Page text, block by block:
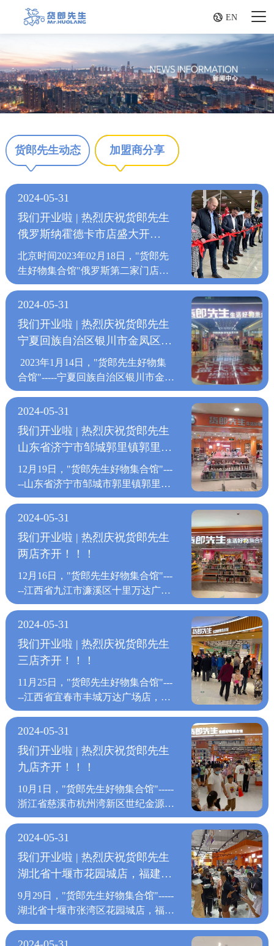
 EN
货郎先生动态 加盟商分享
2024-05-31
我们开业啦 | 热烈庆祝货郎先生
俄罗斯纳霍德卡市店盛大开
业！！！
北京时间2023年02月18日，"货郎先
生好物集合馆"俄罗斯第二家门店
——货郎先生纳霍德卡市店正式开
业，这意味着货郎先生为家居百货零
心，也为下一步在俄罗斯地区普及家
居生活理念、深度扩展俄罗斯市场版
图奠定了良好的基础。 自货郎先生
成立海外事业部以来，就积极顺应时
发展目标，全面拓展海外市场。货郎
先生纳霍德卡市店的开业，进一步推
动了货郎先生家居生活理念在俄罗斯
地区的普及，在助力俄罗斯市场发展
实现突破之余，更将加速推进货郎先
生全球一体化进程早日实现，让货郎
先生带着“精挑全球好货，打造优悦
生活”的使命，持续造福海外消费
者，助力"货郎先生好物集合馆"在俄
罗斯乃至全球遍地开花。 货郎先生
加，“货郎先生”以“精挑全球好货，
打造优悦生活”的品牌主张，根据国
内外日常百货消费需求，形成家庭刚
需百货体系，打入各个年龄阶段消费
者的消费心理。由此，货郎先生门店
开到哪里，哪里就形成线下门店消费
的热潮。 无论货郎先生开在哪里，
一直不变的是“货郎先生”对品牌实力
和高效供应链的打造，以品质生活为
品牌核心价值，将创意商品和时尚文
化融为一体，打造全新的一站式生活
商品，更能享受匆忙生活中的幸福购
物体验。 货郎先生门店的入驻，不
断地为已经战略合作的各大商业地产
品牌带来购物人潮，人潮与好货的结
牌实现双赢。 上万种商品，满足消
费者的各类购物需求，打破传统零售
模式，上千家优质工厂精挑优质好
货，减少中间流通环节，专供货郎先
生门店，确保商品质量的同时，保证
价格实惠。 肩负“打造百货零售行业
领军品牌”的重任，“货郎先生"一直
2024-05-31
我们开业啦 | 热烈庆祝货郎先生
宁夏回族自治区银川市金凤区阅
彩城购物中心店盛大开业！！！
2023年1月14日，"货郎先生好物集
合馆"-----宁夏回族自治区银川市金凤
区阅彩城购物中心店迎来盛大开业。
自货郎先生成立以来，每年开业的新
球好货，打造优悦生活”的品牌主
张，根据国内日常百货消费需求，形
成家庭刚需百货体系，打入各个年龄
阶段消费者的消费心理。由此，货郎
来，每年开业的新店不断增加，“货
郎先生”以“精挑全球好货，打造优悦
生活”的品牌主张，根据国内日常百
货消费需求，形成家庭刚需百货体
系，打入各个年龄阶段消费者的消费
心理。由此，货郎先生门店开到哪
里，哪里就形成线下门店消费的热
潮。 无论货郎先生开在哪里，一直
不变的是“货郎先生”对品牌实力和高
效供应链的打造，以品质生活为品牌
为一体，打造全新的一站式生活购物
中心，让消费者进店不只是选购商
品，更能享受匆忙生活中的幸福购物
体验。 货郎先生门店的入驻，不断
地为已经战略合作的各大商业地产品
牌带来购物人潮，人潮与好货的结
合，不断刺激着消费者的消费热情，
让货郎先生的入驻与知名商业地产品
牌实现双赢。 上万种商品，满足消
费者的各类购物需求，打破传统零售
模式，上千家优质工厂精挑优质好
生门店，确保商品质量的同时，保证
价格实惠。 肩负“打造百货零售行业
领军品牌”的重任，“货郎先生"一直
在成长、创新；"成长"饱含着全体家
2024-05-31
我们开业啦 | 热烈庆祝货郎先生
山东省济宁市邹城郭里镇郭里商
贸城店盛大开业
12月19日，"货郎先生好物集合馆"---
--山东省济宁市邹城市郭里镇郭里商
贸城店迎来盛大开业。 自2020年货
郎先生定下“三年千店”计划以来，每
生”以“精挑全球好货，打造优悦生
活”的品牌主张，根据国内日常百货
消费需求，形成家庭刚需百货体系，
打入各个年龄阶段消费者的消费心
无论货郎先生开在哪里，一直不变的
是“货郎先生”对品牌实力和高效供应
链的打造，以品质生活为品牌核心价
值，将创意商品和时尚文化融为一
体，打造全新的一站式生活购物中
心，让消费者进店不只是选购商品，
更能享受匆忙生活中的幸福购物体
验。 货郎先生门店的入驻，不断地
为已经战略合作的各大商业地产品牌
带来购物人潮，人潮与好货的结合，
郎先生的入驻与知名商业地产品牌实
现双赢。 上万种商品，满足消费者
的各类购物需求，打破传统零售模
式，上千家优质工厂精挑优质好货，
减少中间流通环节，专供货郎先生门
店，确保商品质量的同时，保证价格
实惠。 肩负“打造百货零售行业领军
品牌”的重任，“货郎先生"一直在成
长、创新；"成长"饱含着全体家人汗
水，"创新"是货郎先生品牌与生俱来
的基因；走向世界，是我们共同的愿
2024-05-31
我们开业啦 | 热烈庆祝货郎先生
两店齐开！！！
12月16日，"货郎先生好物集合馆"---
--江西省九江市濂溪区十里万达广场
店，浙江省宁波市海曙区复悦城店迎
来盛大开业。 自2020年货郎先生定
的新店不断增加，“货郎先生”以“精
挑全球好货，打造优悦生活”的品牌
主张，根据国内日常百货消费需求，
形成家庭刚需百货体系，打入各个年
下门店消费的热潮。 无论货郎先生
开在哪里，一直不变的是“货郎先
生”对品牌实力和高效供应链的打
造，以品质生活为品牌核心价值，将
创意商品和时尚文化融为一体，打造
全新的一站式生活购物中心，让消费
者进店不只是选购商品，更能享受匆
忙生活中的幸福购物体验。 货郎先
生门店的入驻，不断地为已经战略合
作的各大商业地产品牌带来购物人
消费者的消费热情，让货郎先生的入
驻与知名商业地产品牌实现双赢。
上万种商品，满足消费者的各类购物
需求，打破传统零售模式，上千家优
2024-05-31
我们开业啦 | 热烈庆祝货郎先生
三店齐开！！！
11月25日，"货郎先生好物集合馆"---
--江西省宜春市丰城万达广场店，江
苏省扬州市江都区万达广场店，陕西
省杨凌区万达广场店迎来盛大开业。
划以来，每个月开业的新店不断增
加，“货郎先生”以“精挑全球好货，
打造优悦生活”的品牌主张，根据国
内日常百货消费需求，形成家庭刚需
到哪里，哪里就形成线下门店消费的
热潮。 无论货郎先生开在哪里，一
直不变的是“货郎先生”对品牌实力和
高效供应链的打造，以品质生活为品
牌核心价值，将创意商品和时尚文化
融为一体，打造全新的一站式生活购
物中心，让消费者进店不只是选购商
2024-05-31
我们开业啦 | 热烈庆祝货郎先生
九店齐开！！！
10月1日，"货郎先生好物集合馆"-----
浙江省慈溪市杭州湾新区世纪金源
店，浙江省宁波市镇海区爱琴海购物
公园店，浙江省绍兴市越城区皋埠鲸
场店，陕西省宝鸡市金台区三迪广场
店，重庆市永川区万达广场店，云南
省玉溪市红塔区万达广场店，江苏省
南通市海门区三星镇金茂百货店，江
2024-05-31
我们开业啦 | 热烈庆祝货郎先生
湖北省十堰市花园城店，福建省
莆田秀屿万达广场店盛大开业
9月29日，"货郎先生好物集合馆"-----
湖北省十堰市张湾区花园城店，福建
省莆田市秀屿区万达广场店迎来盛大
开业。 自2020年货郎先生定下“三年